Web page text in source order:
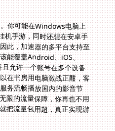
你可能在Windows电脑上
手游，同时还想在安卓手
此，加速器的多平台支持至
该能覆盖Android、iOS、
允许一个账号在多个设备
在书房用电脑激战正酣，客
务流畅播放国内的影音节
限的流量保障，你再也不用
把流量包用超，真正实现游